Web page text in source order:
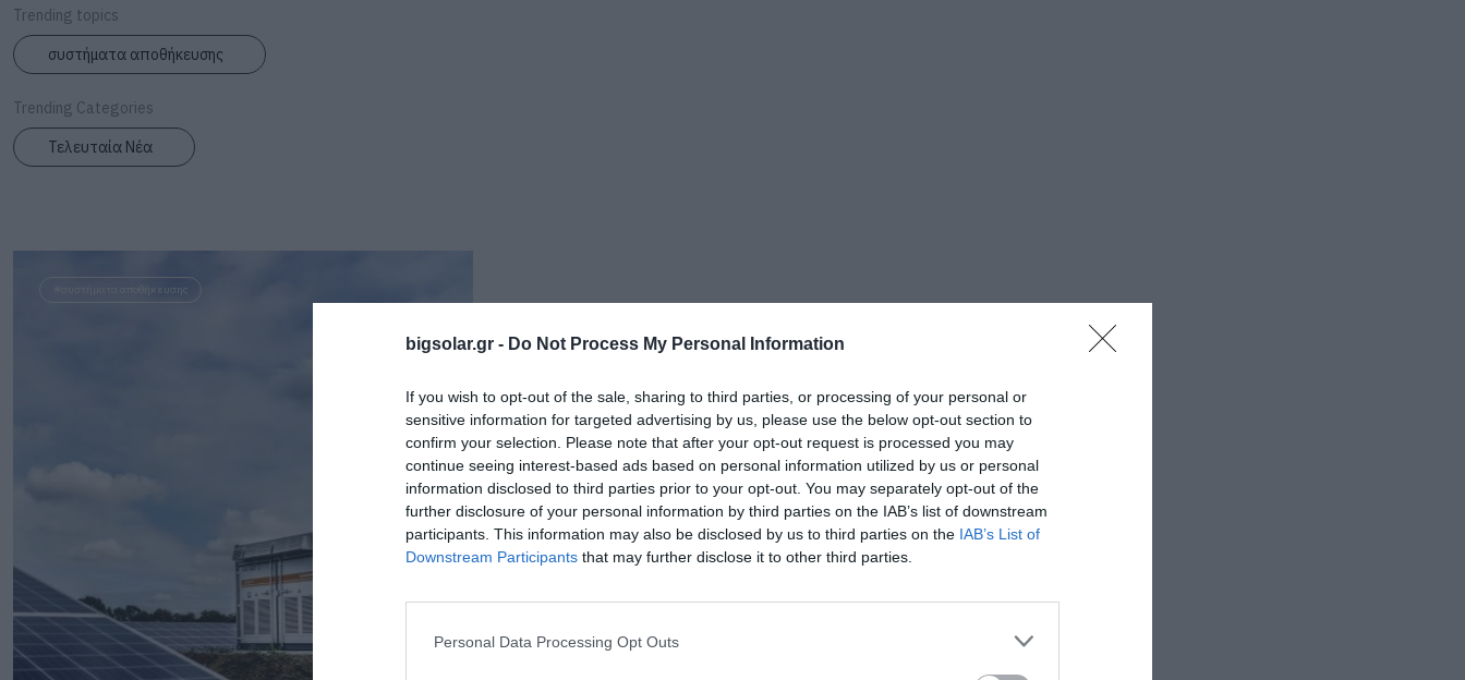
bigsolar.gr - Do Not Process My Personal Information
If you wish to opt-out of the sale, sharing to third parties, or processing of your personal or
sensitive information for targeted advertising by us, please use the below opt-out section to
confirm your selection. Please note that after your opt-out request is processed you may
continue seeing interest-based ads based on personal information utilized by us or personal
information disclosed to third parties prior to your opt-out. You may separately opt-out of the
further disclosure of your personal information by third parties on the IAB’s list of downstream
participants. This information may also be disclosed by us to third parties on the IAB’s List of
Downstream Participants that may further disclose it to other third parties.
Personal Data Processing Opt Outs
Trending topics
συστήματα αποθήκευσης
Trending Categories
Τελευταία Νέα
#συστήματα αποθήκευσης